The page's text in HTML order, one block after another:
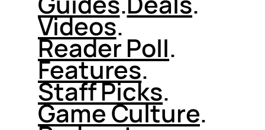
Videos.
Reader Poll.
Features.
Staff Picks.
Game Culture.